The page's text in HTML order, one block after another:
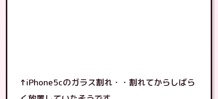
↑iPhone5cのガラス割れ・・割れてからしばら